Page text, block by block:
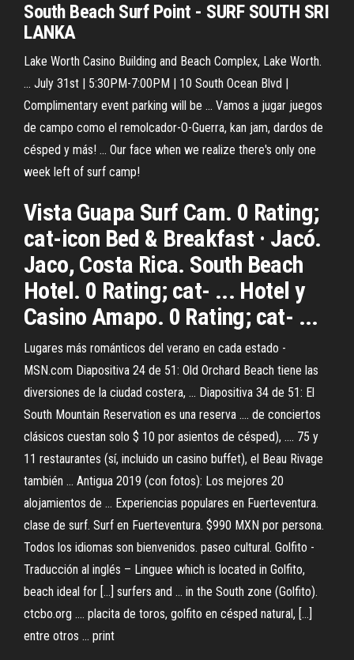
South Beach SurfPoint - SURF SOUTH SRI
LANKA
Lake Worth Casino Building and Beach Complex, Lake Worth.
... July 31st | 5:30PM-7:00PM | 10 South Ocean Blvd |
Complimentary event parking will be ... Vamos a jugar juegos
de campo como el remolcador-O-Guerra, kan jam, dardos de
césped y más! ... Our face when we realize there's only one
week left of surf camp!
Vista Guapa Surf Cam. 0 Rating;
cat-icon Bed & Breakfast · Jacó.
Jaco, Costa Rica. South Beach
Hotel. 0 Rating; cat- ... Hotel y
Casino Amapo. 0 Rating; cat- ...
Lugares más románticos del verano en cada estado -
MSN.com Diapositiva 24 de 51: Old Orchard Beach tiene las
diversiones de la ciudad costera, ... Diapositiva 34 de 51: El
South Mountain Reservation es una reserva .... de conciertos
clásicos cuestan solo $ 10 por asientos de césped), .... 75 y
11 restaurantes (sí, incluido un casino buffet), el Beau Rivage
también ... Antigua 2019 (con fotos): Los mejores 20
alojamientos de ... Experiencias populares en Fuerteventura.
clase de surf. Surf en Fuerteventura. $990 MXN por persona.
Todos los idiomas son bienvenidos. paseo cultural. Golfito -
Traducción al inglés – Linguee which is located in Golfito,
beach ideal for [...] surfers and ... in the South zone (Golfito).
ctcbo.org .... placita de toros, golfito en césped natural, [...]
entre otros ... print